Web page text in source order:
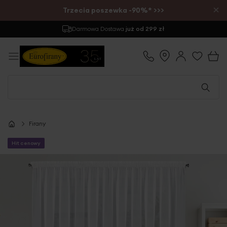
Trzecia poszewka -90%* >>> ×
Darmowa Dostawa już od 299 zł
Firany
Hit cenowy